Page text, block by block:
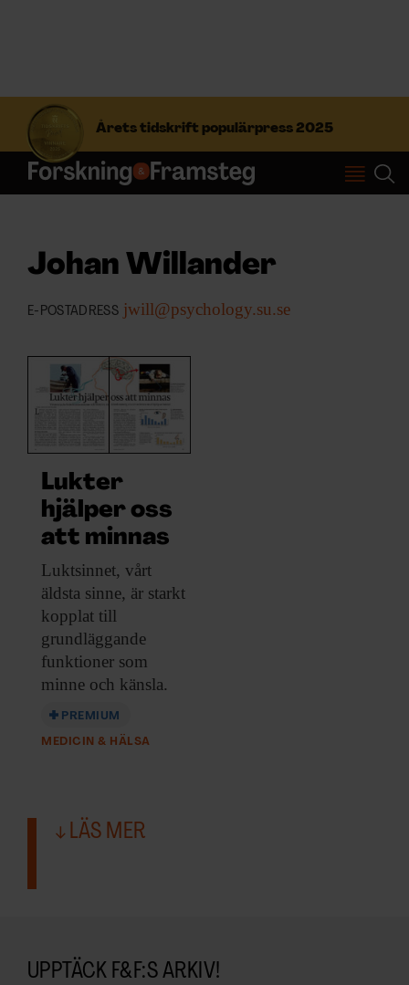
Årets tidskrift populärpress 2025
S
f
t
:
Prenumerera
NYHETSBREV
ÄMNEN
ARKIV & E-TIDNING
EVENEMANG & RESOR
SHOP
KONTAKTA F&F
SKRIV I F&F
PRENUMERERA PÅ F&F
Johan Willander
E-POSTADRESS jwill@psychology.su.se
Lukter
hjälper oss
att minnas
Luktsinnet, vårt
äldsta sinne, är starkt
kopplat till
grundläggande
funktioner som
minne och känsla.
PREMIUM
MEDICIN & HÄLSA
LÄS MER
UPPTÄCK F&F:S ARKIV!